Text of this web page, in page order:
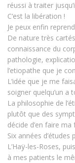
réussi à traiter
C’est la libération !
Je peux enfin
De nature très
connaissance du
pathologie,
l’etiopathe que je
L’idée que je me
soigner quelqu’un
La philosophie de
plutôt que des
décide d’en faire
Six années
L’Haÿ-les-Roses,
à mes patients le